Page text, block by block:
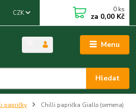
Menu
CZK
Hledat
0 ks
za 0,00 Kč
papričky Chilli paprička Giallo (semena)